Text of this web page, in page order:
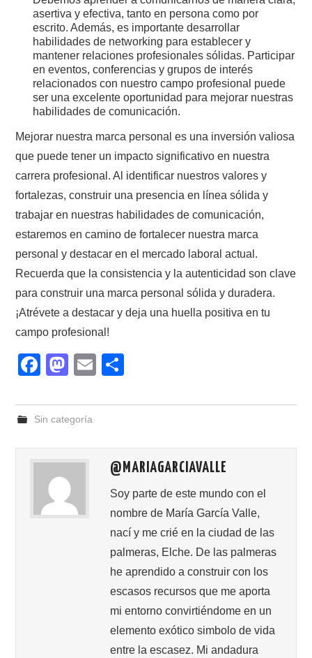
asertiva y efectiva, tanto en persona como por
escrito. Además, es importante desarrollar
habilidades de networking para establecer y
mantener relaciones profesionales sólidas. Participar
en eventos, conferencias y grupos de interés
relacionados con nuestro campo profesional puede
ser una excelente oportunidad para mejorar nuestras
habilidades de comunicación.
Mejorar nuestra marca personal es una inversión valiosa
que puede tener un impacto significativo en nuestra
carrera profesional. Al identificar nuestros valores y
fortalezas, construir una presencia en línea sólida y
trabajar en nuestras habilidades de comunicación,
estaremos en camino de fortalecer nuestra marca
personal y destacar en el mercado laboral actual.
Recuerda que la consistencia y la autenticidad son clave
para construir una marca personal sólida y duradera.
¡Atrévete a destacar y deja una huella positiva en tu
campo profesional!
F
c
b
o
o
k
M
st
o
d
o
n
E
ail m
ar
tir
Sin categoría
@MARIAGARCIAVALLE
Soy parte de este mundo con el
nombre de María García Valle,
nací y me crié en la ciudad de las
palmeras, Elche. De las palmeras
he aprendido a construir con los
escasos recursos que me aporta
mi entorno convirtiéndome en un
elemento exótico simbolo de vida
entre la escasez. Mi andadura